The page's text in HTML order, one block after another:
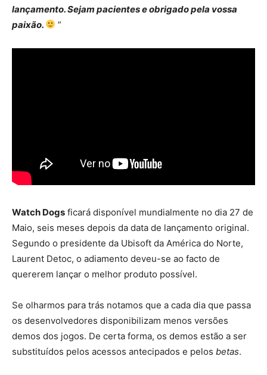
lançamento. Sejam pacientes e obrigado pela vossa
paixão.
”
Watch Dogs ficará disponível mundialmente no dia 27 de
Maio, seis meses depois da data de lançamento original.
Segundo o presidente da Ubisoft da América do Norte,
Laurent Detoc, o adiamento deveu-se ao facto de
quererem lançar o melhor produto possível.
Se olharmos para trás notamos que a cada dia que passa
os desenvolvedores disponibilizam menos versões
demos dos jogos. De certa forma, os demos estão a ser
substituídos pelos acessos antecipados e pelos betas.